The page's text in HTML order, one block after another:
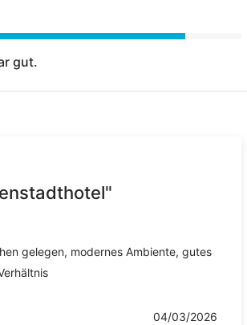
gut.
gelegen, modernes Ambiente, gutes
04/03/2026